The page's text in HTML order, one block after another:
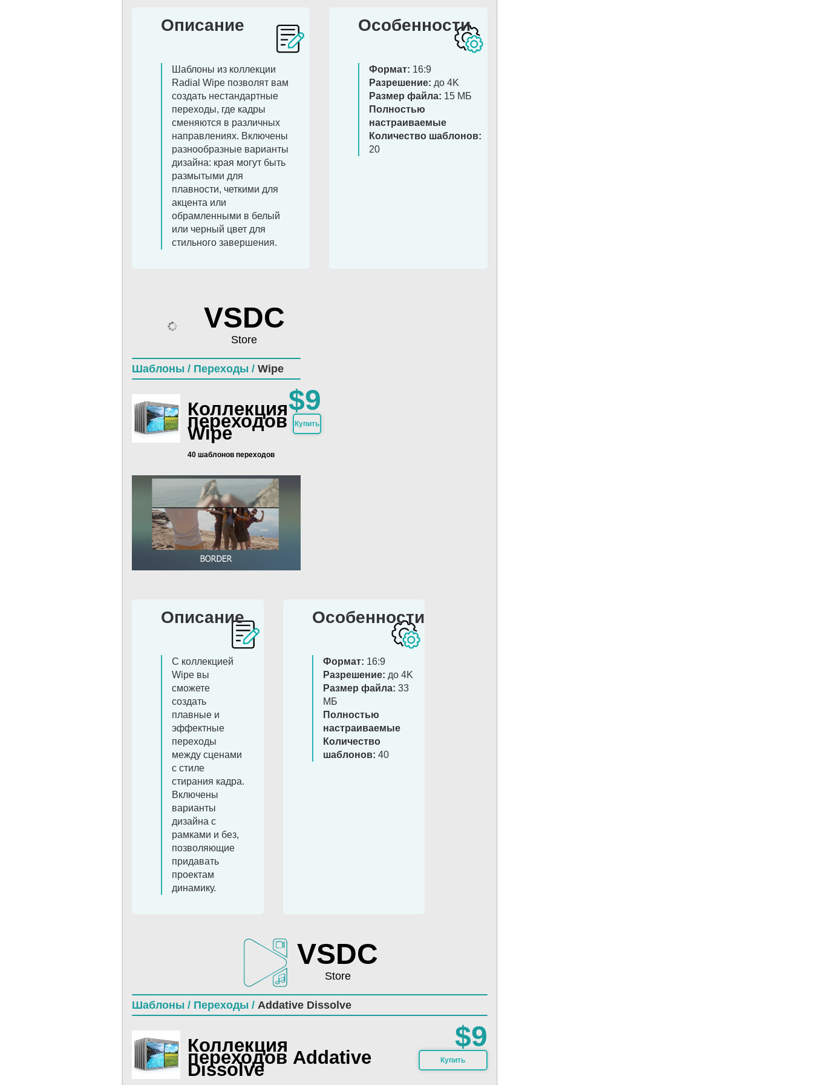
Описание
Шаблоны из коллекции
Radial Wipe позволят вам
создать нестандартные
переходы, где кадры
сменяются в различных
направлениях. Включены
разнообразные варианты
дизайна: края могут быть
размытыми для
плавности, четкими для
акцента или
обрамленными в белый
или черный цвет для
стильного завершения.
Особенности
Формат: 16:9
Разрешение: до 4K
Размер файла: 15 МБ
Полностью
настраиваемые
Количество шаблонов:
20
VSDC
Store
Шаблоны / Переходы / Wipe
Коллекция
переходов
Wipe
40 шаблонов переходов
$9
Купить
Описание
С коллекцией
Wipe вы
сможете
создать
плавные и
эффектные
переходы
между сценами
с стиле
стирания кадра.
Включены
варианты
дизайна с
рамками и без,
позволяющие
придавать
проектам
динамику.
Особенности
Формат: 16:9
Разрешение: до 4K
Размер файла: 33
МБ
Полностью
настраиваемые
Количество
шаблонов: 40
VSDC
Store
Шаблоны / Переходы / Addative Dissolve
Коллекция
переходов Addative
Dissolve
$9
Купить